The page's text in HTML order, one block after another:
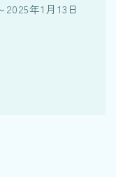
年1月13日